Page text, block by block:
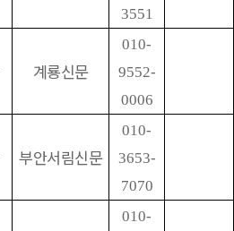
3551
계룡신문
010-
9552-
0006
부안서림신문
010-
3653-
7070
010-